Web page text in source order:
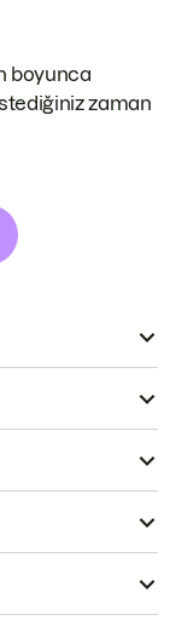
boyunca
zaman